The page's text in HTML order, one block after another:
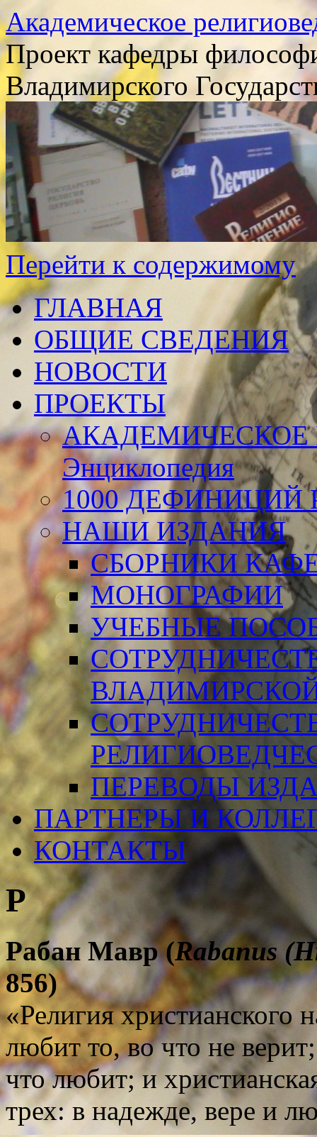
Академическое
Проект кафедры
Владимирского
Перейти к содержимому
ГЛАВНАЯ
ОБЩИЕ СВЕДЕНИЯ
НОВОСТИ
ПРОЕКТЫ
АКАДЕМИЧЕСКОЕ
Энциклопедия
1000 ДЕФИНИЦИЙ
НАШИ ИЗДАНИЯ
СБОРНИКИ
МОНОГРАФИИ
УЧЕБНЫЕ
ПЕРЕВОДЫ
ПАРТНЕРЫ И
КОНТАКТЫ
Р
Рабан Мавр (Rabanus
856)
«Религия христианского
любит то, во что не
что любит; и
трех: в надежде, вере и